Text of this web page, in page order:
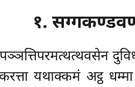
१.
यथाक्कमं अट्ठ